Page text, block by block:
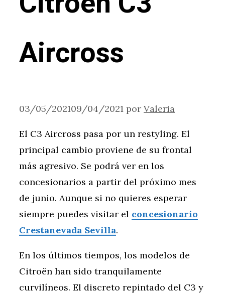
Aircross
03/05/202109/04/2021 por Valeria
El C3 Aircross pasa por un restyling. El
principal cambio proviene de su frontal
más agresivo. Se podrá ver en los
concesionarios a partir del próximo mes
de junio. Aunque si no quieres esperar
siempre puedes visitar el concesionario
Crestanevada Sevilla.
En los últimos tiempos, los modelos de
Citroën han sido tranquilamente
curvilíneos. El discreto repintado del C3 y